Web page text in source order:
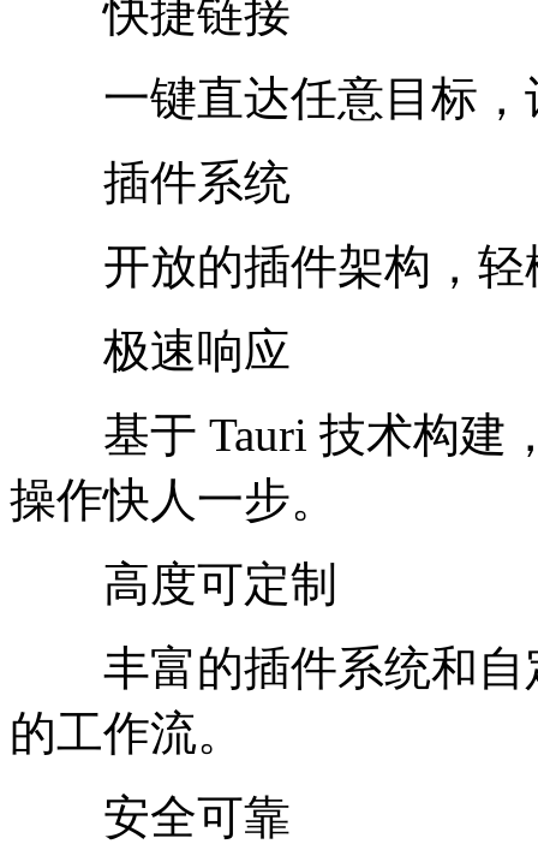
快捷链接
一键直达任意目标，
插件系统
开放的插件架构，轻
极速响应
基于 Tauri 技术构建
操作快人一步。
高度可定制
丰富的插件系统和自
的工作流。
安全可靠